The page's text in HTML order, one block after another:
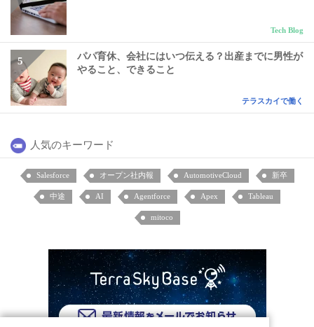
Tech Blog
パパ育休、会社にはいつ伝える？出産までに男性が
やること、できること
テラスカイで働く
人気のキーワード
Salesforce オープン社内報 AutomotiveCloud 新卒
中途 AI Agentforce Apex Tableau
mitoco